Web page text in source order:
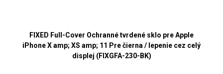
FIXED Full-Cover Ochranné tvrdené sklo pre Apple
iPhone X amp; XS amp; 11 Pre čierna / lepenie cez celý
displej (FIXGFA-230-BK)